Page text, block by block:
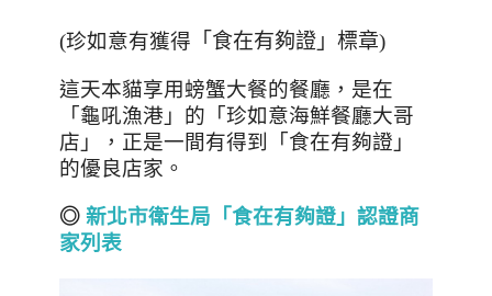
(珍如意有獲得 「食在有夠證」標章)
這天本貓享用螃蟹大餐的餐廳，是在
「龜吼漁港」的「珍如意海鮮餐廳大哥
店」，正是一間有得到「食在有夠證」
的優良店家。
◎ 新北市衛生局「食在有夠證」認證商
家列表